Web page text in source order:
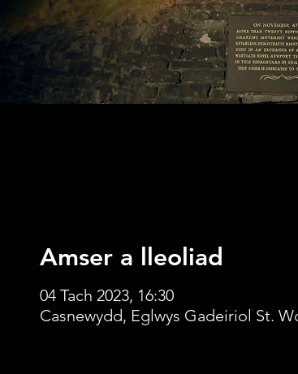
Amser a lleoliad
04 Tach 2023, 16:30
Casnewydd, Eglwys Gadeiriol St.